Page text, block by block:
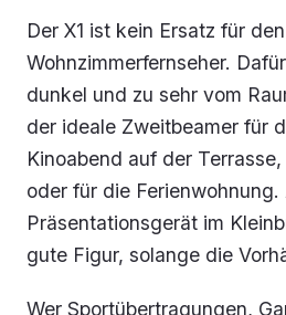
Der X1 ist kein Ersatz für
Wohnzimmerfernseher.
dunkel und zu sehr vom
der ideale Zweitbeamer für
Kinoabend auf der
oder für die Ferienwohnung.
Präsentationsgerät im
gute Figur, solange die
Wer Sportübertragungen,